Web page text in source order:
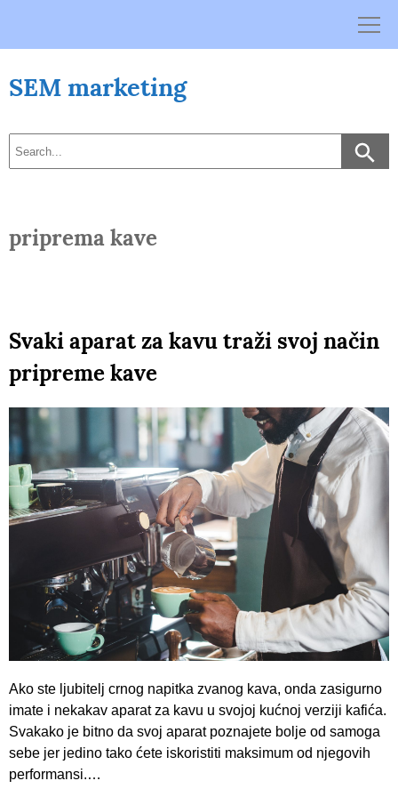
SEM marketing
priprema kave
Svaki aparat za kavu traži svoj način
pripreme kave
Ako ste ljubitelj crnog napitka zvanog kava, onda zasigurno
imate i nekakav aparat za kavu u svojoj kućnoj verziji kafića.
Svakako je bitno da svoj aparat poznajete bolje od samoga
sebe jer jedino tako ćete iskoristiti maksimum od njegovih
performansi.…